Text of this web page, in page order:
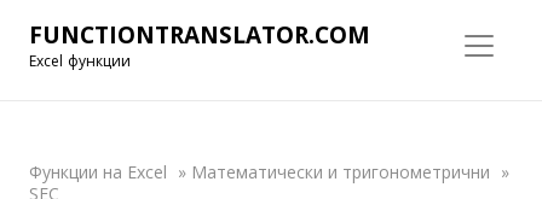
FUNCTIONTRANSLATOR.COM
Excel функции
Функции на Excel » Математически и тригонометрични »
SEC